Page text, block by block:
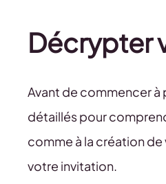
Décrypter
Avant de commencer à
détaillés pour
comme à la création de
votre invitation.